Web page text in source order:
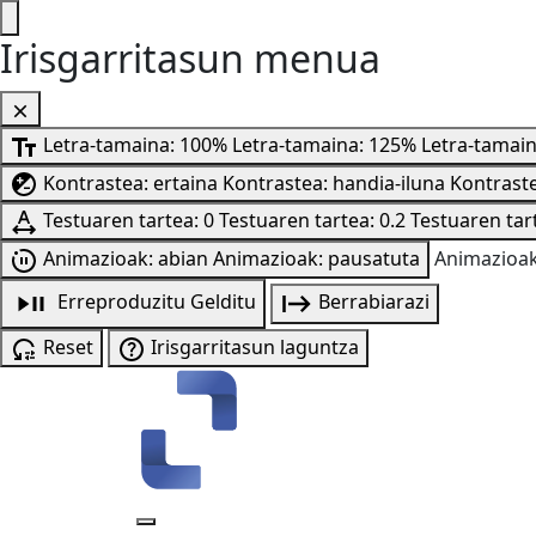
Irisgarritasun menua
Letra-tamaina: 100% Letra-tamaina: 125% Letra-
Kontrastea: ertaina Kontrastea: handia-iluna
Testuaren tartea: 0Testuaren tartea: 0.2Testuaren
Animazioak: abian Animazioak: pausatuta
Erreproduzitu Gelditu
Berrabiarazi
Reset
Irisgarritasun laguntza